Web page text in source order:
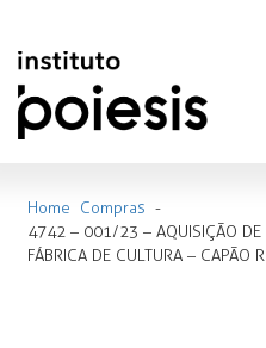
Home Compras -
4742 – 001/23 – AQUISIÇÃO DE
FÁBRICA DE CULTURA – CAPÃO